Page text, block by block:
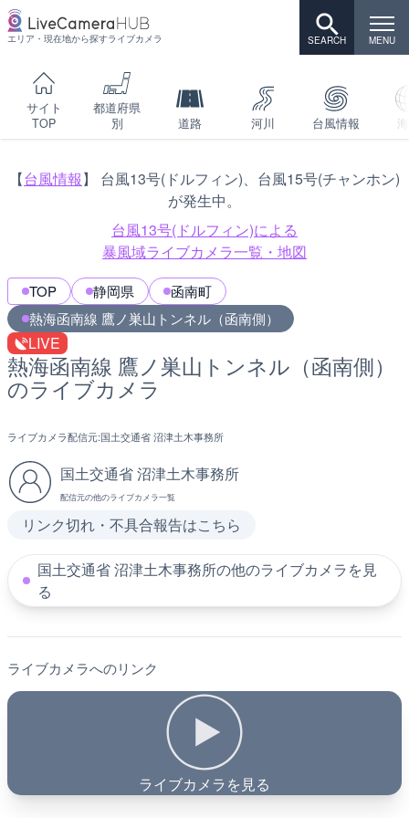
エリア・現在地から探すライブカメラ
サイト
TOP
都道府県
別
道路 河川 台風情報
【台風情報】 台風13号(ドルフィン)、台風15号(チャンホン)
が発生中。
台風13号(ドルフィン)による
暴風域ライブカメラ一覧・地図
TOP 静岡県
函南町
熱海函南線 鷹ノ巣山トンネル（函南側）
LIVE
熱海函南線 鷹ノ巣山トンネル（函南側）
のライブカメラ
ライブカメラ配信元:国土交通省 沼津土木事務所
国土交通省 沼津土木事務所
配信元の他のライブカメラ一覧
リンク切れ・不具合報告はこちら
国土交通省 沼津土木事務所の他のライブカメラを見
る
ライブカメラへのリンク
ライブカメラを見る